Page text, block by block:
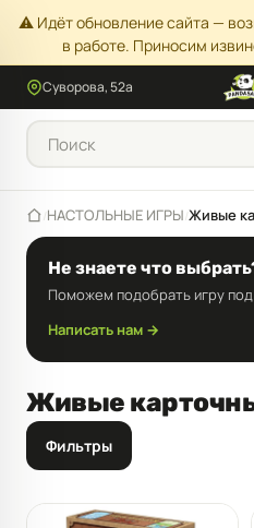
⚠️ Идёт обновление сайта —
в работе. Приносим
Суворова, 52а
/НАСТОЛЬНЫЕ ИГРЫ/Живые
Не знаете что
Поможем подобрать игру
Написать нам →
Живые
Фильтры